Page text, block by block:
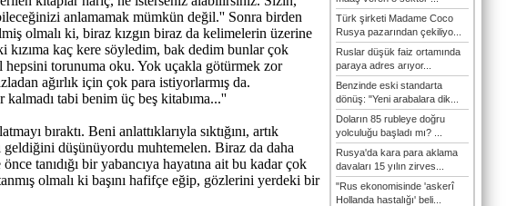
anlamamak mümkün değil.'' Sonra birden
olmalı ki, biraz kızgın biraz da kelimelerin üzerine
kızıma kaç kere söyledim, bak dedim bunlar çok
hepsini torunuma oku. Yok uçakla götürmek zor
ağırlık için çok para istiyorlarmış da.
kalmadı tabi benim üç beş kitabıma...''
bıraktı. Beni anlattıklarıyla sıktığını, artık
geldiğini düşünüyordu muhtemelen. Biraz da daha
tanıdığı bir yabancıya hayatına ait bu kadar çok
olmalı ki başını hafifçe eğip, gözlerini yerdeki bir
Türk şirketi Madame Coco
Rusya pazarından çekiliyo...
Ruslar düşük faiz ortamında
paraya adres arıyor...
Benzinde eski standarta
dönüş: "Yeni arabalara dik...
Doların 85 rubleye doğru
yolculuğu başladı mı? ...
Rusya'da kara para aklama
davaları 15 yılın zirves...
"Rus ekonomisinde 'askerî
Hollanda hastalığı' beli...